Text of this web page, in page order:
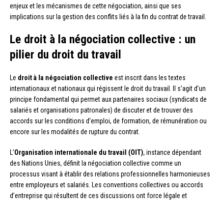
enjeux et les mécanismes de cette négociation, ainsi que ses
implications sur la gestion des conflits liés à la fin du contrat de travail.
Le droit à la négociation collective : un
pilier du droit du travail
Le droit à la négociation collective est inscrit dans les textes
internationaux et nationaux qui régissent le droit du travail. Il s’agit d’un
principe fondamental qui permet aux partenaires sociaux (syndicats de
salariés et organisations patronales) de discuter et de trouver des
accords sur les conditions d’emploi, de formation, de rémunération ou
encore sur les modalités de rupture du contrat.
L’Organisation internationale du travail (OIT), instance dépendant
des Nations Unies, définit la négociation collective comme un
processus visant à établir des relations professionnelles harmonieuses
entre employeurs et salariés. Les conventions collectives ou accords
d’entreprise qui résultent de ces discussions ont force légale et